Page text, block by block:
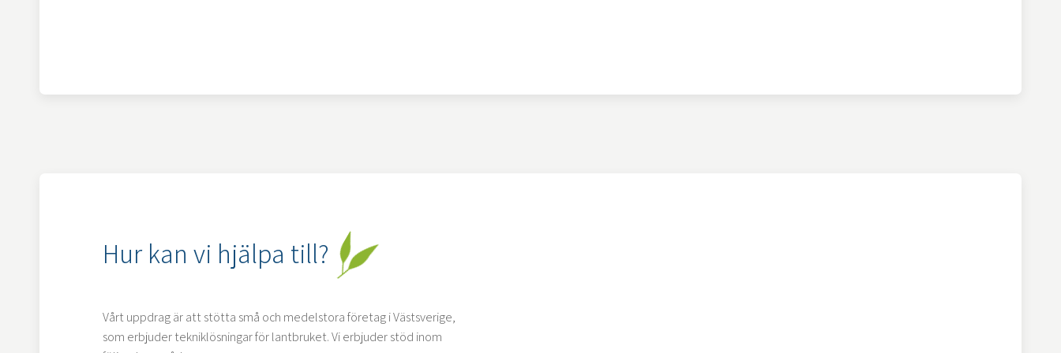
Hur kan vi hjälpa till?
Vårt uppdrag är att stötta små och medelstora företag i Västsverige,
som erbjuder tekniklösningar för lantbruket. Vi erbjuder stöd inom